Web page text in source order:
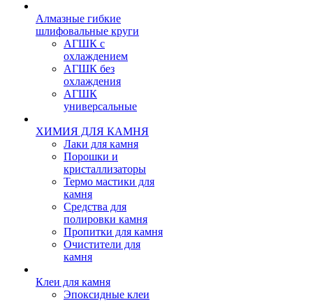
Алмазные гибкие
шлифовальные круги
АГШК с
охлаждением
АГШК без
охлаждения
АГШК
универсальные
ХИМИЯ ДЛЯ КАМНЯ
Лаки для камня
Порошки и
кристаллизаторы
Термо мастики для
камня
Средства для
полировки камня
Пропитки для камня
Очистители для
камня
Клеи для камня
Эпоксидные клеи